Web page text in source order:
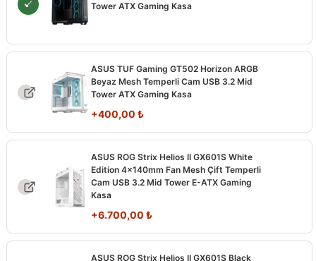
Tower ATX Gaming Kasa
ASUS TUF Gaming GT502 Horizon ARGB
Beyaz Mesh Temperli Cam USB 3.2 Mid
Tower ATX Gaming Kasa
+400,00 ₺
ASUS ROG Strix Helios II GX601S White
Edition 4x140mm Fan Mesh Çift Temperli
Cam USB 3.2 Mid Tower E-ATX Gaming
Kasa
+6.700,00 ₺
ASUS ROG Strix Helios II GX601S Black